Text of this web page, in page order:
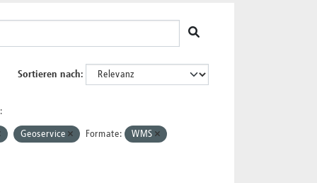
Sortieren nach
Geoservice Formate: WMS